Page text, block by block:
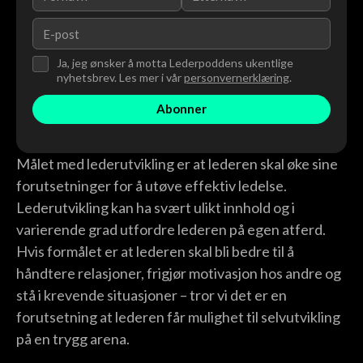
Ja, jeg ønsker å motta Lederpoddens ukentlige
nyhetsbrev. Les mer i vårpersonvernerklæring.
Målet med lederutvikling er at lederen skal øke sine
forutsetninger for å utøve effektiv ledelse.
Lederutvikling kan ha svært ulikt innhold og i
varierende grad utfordre lederen på egen atferd.
Hvis formålet er at lederen skal bli bedre til å
håndtere relasjoner, frigjør motivasjon hos andre og
stå i krevende situasjoner – tror vi det er en
forutsetning at lederen får mulighet til selvutvikling
på en trygg arena.